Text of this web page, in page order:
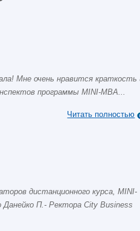
Мне очень нравится краткость
программы MINI-MBA...
Читать полностью
дистанционного курса, MINI-
Данейко П.- Ректора City Business